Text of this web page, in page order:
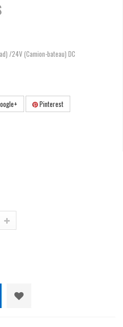
/24V (Camion-bateau) DC
Pinterest